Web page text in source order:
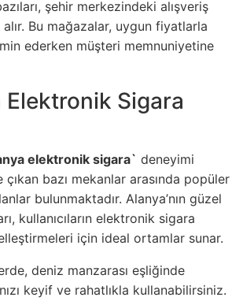
şehir merkezindeki alışveriş
Bu mağazalar, uygun fiyatlarla
ederken müşteri memnuniyetine
Elektronik Sigara
elektronik sigara` deneyimi
bazı mekanlar arasında popüler
bulunmaktadır. Alanya’nın güzel
kullanıcıların elektronik sigara
için ideal ortamlar sunar.
deniz manzarası eşliğinde
keyif ve rahatlıkla kullanabilirsiniz.